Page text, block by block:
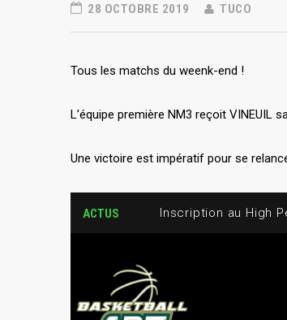
28 OCTOBRE 2019 TUCO
Tous les matchs du weenk-end !
L’équipe première NM3 reçoit VINEUIL
Une victoire est impératif pour se